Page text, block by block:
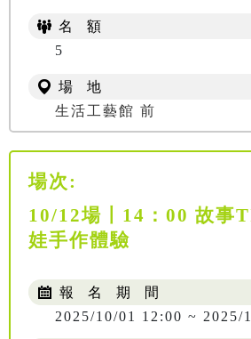
名 額
5
場 地
生活工藝館 前
場次:
10/12場〡14：00 故事
娃手作體驗
報 名 期 間
2025/10/01 12:00 ~ 2025/